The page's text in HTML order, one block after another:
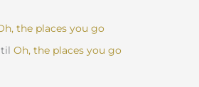
the places you go
tilOh, the places you go